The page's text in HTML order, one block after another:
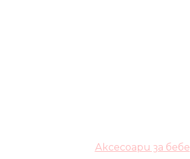
Аксесоари за бебе